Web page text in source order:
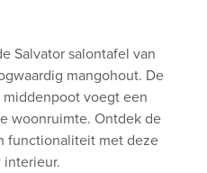
Salvator salontafel van
mangohout. De
voegt een
woonruimte. Ontdek de
functionaliteit met deze